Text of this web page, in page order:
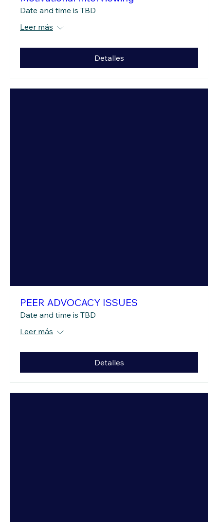
Date and time is TBD
Leer más
Detalles
PEER ADVOCACY ISSUES
Date and time is TBD
Leer más
Detalles